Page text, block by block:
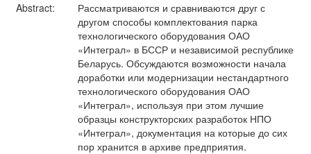
Abstract:
Рассматриваются и сравниваются друг с
другом способы комплектования парка
технологического оборудования ОАО
«Интеграл» в БССР и независимой республике
Беларусь. Обсуждаются возможности начала
доработки или модернизации нестандартного
технологического оборудования ОАО
«Интеграл», используя при этом лучшие
образцы конструкторских разработок НПО
«Интеграл», документация на которые до сих
пор хранится в архиве предприятия.